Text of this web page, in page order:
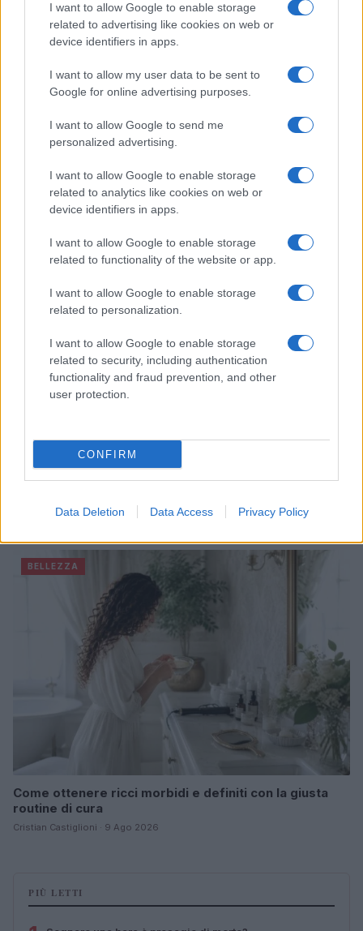
I want to allow Google to enable storage
related to advertising like cookies on web or
device identifiers in apps.
I want to allow my user data to be sent to
Google for online advertising purposes.
I want to allow Google to send me
personalized advertising.
I want to allow Google to enable storage
related to analytics like cookies on web or
device identifiers in apps.
I want to allow Google to enable storage
related to functionality of the website or app.
I want to allow Google to enable storage
related to personalization.
I want to allow Google to enable storage
related to security, including authentication
functionality and fraud prevention, and other
user protection.
CONFIRM
Data Deletion Data Access Privacy Policy
Outfit curvy estate 2026: come conquistare con stile
ad un appuntamento romantico
bellezza
BELLEZZA
Come ottenere ricci morbidi e definiti con la giusta
routine di cura
Cristian Castiglioni · 9 Ago 2026
PIÙ LETTI